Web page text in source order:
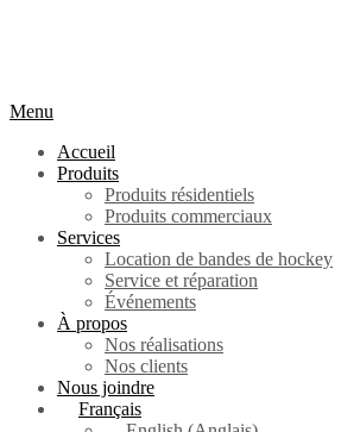
Menu
Accueil
Produits
Produits résidentiels
Produits commerciaux
Services
Location de bandes de hockey
Service et réparation
Événements
À propos
Nos réalisations
Nos clients
Nous joindre
Français